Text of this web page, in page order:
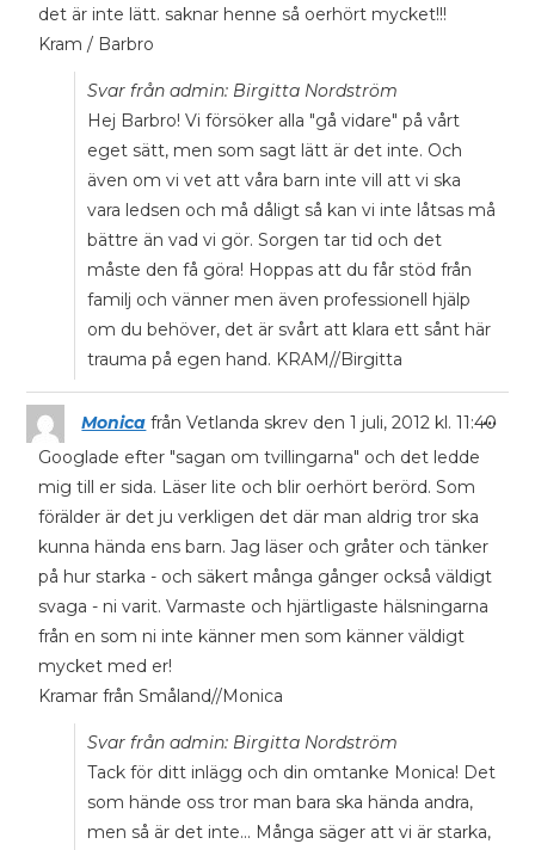
det är inte lätt. saknar henne så oerhört mycket!!!
Kram / Barbro
Svar från admin: Birgitta Nordström
Hej Barbro! Vi försöker alla "gå vidare" på vårt
eget sätt, men som sagt lätt är det inte. Och
även om vi vet att våra barn inte vill att vi ska
vara ledsen och må dåligt så kan vi inte låtsas må
bättre än vad vi gör. Sorgen tar tid och det
måste den få göra! Hoppas att du får stöd från
familj och vänner men även professionell hjälp
om du behöver, det är svårt att klara ett sånt här
trauma på egen hand. KRAM//Birgitta
Monica från Vetlanda skrev den 1 juli, 2012 kl. 11:40
Googlade efter "sagan om tvillingarna" och det ledde
mig till er sida. Läser lite och blir oerhört berörd. Som
förälder är det ju verkligen det där man aldrig tror ska
kunna hända ens barn. Jag läser och gråter och tänker
på hur starka - och säkert många gånger också väldigt
svaga - ni varit. Varmaste och hjärtligaste hälsningarna
från en som ni inte känner men som känner väldigt
mycket med er!
Kramar från Småland//Monica
Svar från admin: Birgitta Nordström
Tack för ditt inlägg och din omtanke Monica! Det
som hände oss tror man bara ska hända andra,
men så är det inte... Många säger att vi är starka,
...